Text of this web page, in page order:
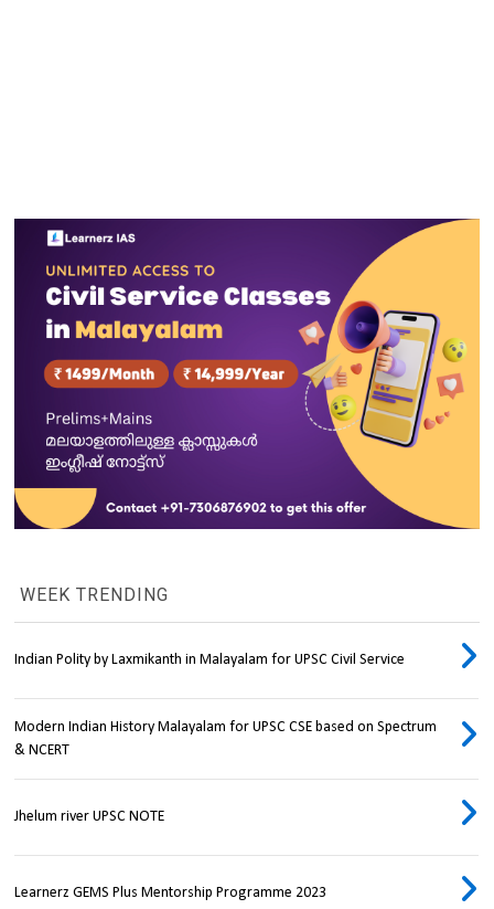
WEEK TRENDING
Indian Polity by Laxmikanth in Malayalam for UPSC Civil Service
Modern Indian History Malayalam for UPSC CSE based on Spectrum
& NCERT
Jhelum river UPSC NOTE
Learnerz GEMS Plus Mentorship Programme 2023